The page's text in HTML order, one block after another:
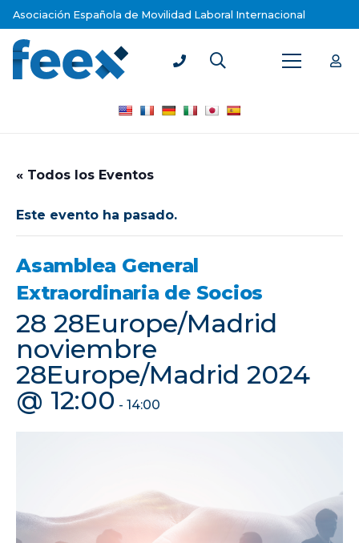
Asociación Española de Movilidad Laboral Internacional
« Todos los Eventos
Este evento ha pasado.
Asamblea General
Extraordinaria de Socios
28 28Europe/Madrid
noviembre
28Europe/Madrid 2024
@ 12:00 - 14:00